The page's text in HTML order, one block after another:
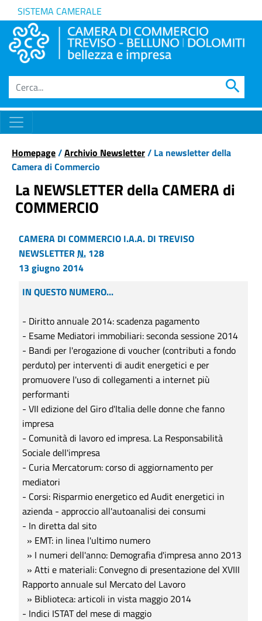
SISTEMA CAMERALE
search
Homepage/Archivio Newsletter/ La newsletter della
Camera di Commercio
La NEWSLETTER della CAMERA di
COMMERCIO
CAMERA DI COMMERCIO I.A.A. DI TREVISO
NEWSLETTER N. 128
13 giugno 2014
IN QUESTO NUMERO...
- Diritto annuale 2014: scadenza pagamento
- Esame Mediatori immobiliari: seconda sessione 2014
- Bandi per l'erogazione di voucher (contributi a fondo
perduto) per interventi di audit energetici e per
promuovere l'uso di collegamenti a internet più
performanti
- VII edizione del Giro d'Italia delle donne che fanno
impresa
- Comunità di lavoro ed impresa. La Responsabilità
Sociale dell'impresa
- Curia Mercatorum: corso di aggiornamento per
mediatori
- Corsi: Risparmio energetico ed Audit energetici in
azienda - approccio all'autoanalisi dei consumi
- In diretta dal sito
» EMT: in linea l'ultimo numero
» I numeri dell'anno: Demografia d'impresa anno 2013
» Atti e materiali: Convegno di presentazione del XVIII
Rapporto annuale sul Mercato del Lavoro
» Biblioteca: articoli in vista maggio 2014
- Indici ISTAT del mese di maggio